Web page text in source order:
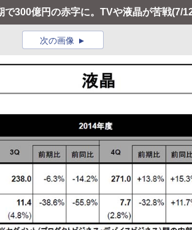
で300億円の赤字に。TVや液晶が苦戦(7/
次の画像